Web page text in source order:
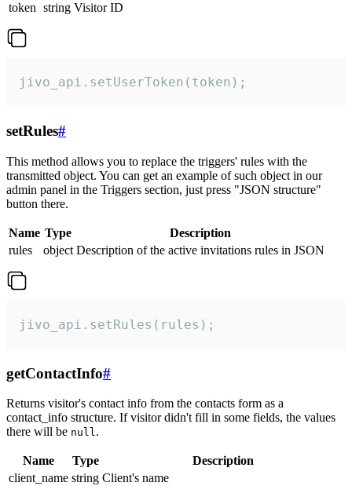
token string Visitor ID
jivo_api.setUserToken(token);
setRules#
This method allows you to replace the triggers' rules with the
transmitted object. You can get an example of such object in our
admin panel in the Triggers section, just press "JSON structure"
button there.
Name Type
Description
rules
object Description of the active invitations rules in JSON
jivo_api.setRules(rules);
getContactInfo#
Returns visitor's contact info from the contacts form as a
contact_info structure. If visitor didn't fill in some fields, the values
there will be null.
Name Type
Description
client_name string Client's name